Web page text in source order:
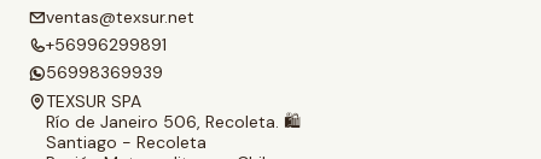
ventas@texsur.net
+56996299891
56998369939
TEXSUR SPA
Río de Janeiro 506, Recoleta. 🛍️
Santiago - Recoleta